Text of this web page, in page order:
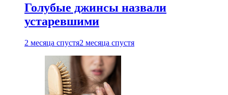
Голубые джинсы назвали
устаревшими
2 месяца спустя2 месяца спустя